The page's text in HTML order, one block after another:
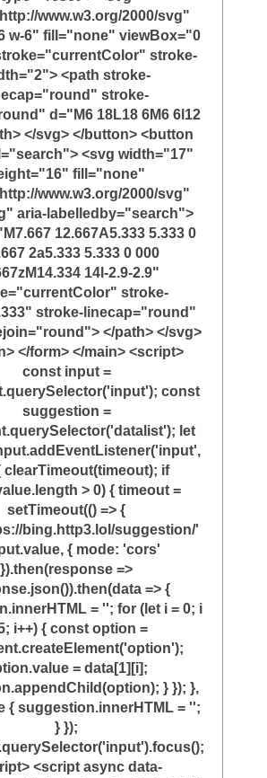
www.w3.org/2000/svg"
w-6" fill="none" viewBox="0
stroke-
<path stroke-
stroke-
d="M6 18L18 6M6 6l12
</svg> </button> <button
<svg width="17"
fill="none"
www.w3.org/2000/svg"
aria-labelledby="search">
12.667A5.333 5.333 0
2a5.333 5.333 0 000
14l-2.9-2.9"
stroke-
stroke-linecap="round"
</path> </svg>
</form> </main> <script>
const input =
const
suggestion =
let
clearTimeout(timeout); if
> 0) { timeout =
setTimeout(() => {
bing.http3.lol/suggestion/'
{ mode: 'cors'
}).then(response =>
=> {
= ''; for (let i = 0; i
i++) { const option =
= data[1][i];
} }); },
{ suggestion.innerHTML = '';
} });
<script async data-